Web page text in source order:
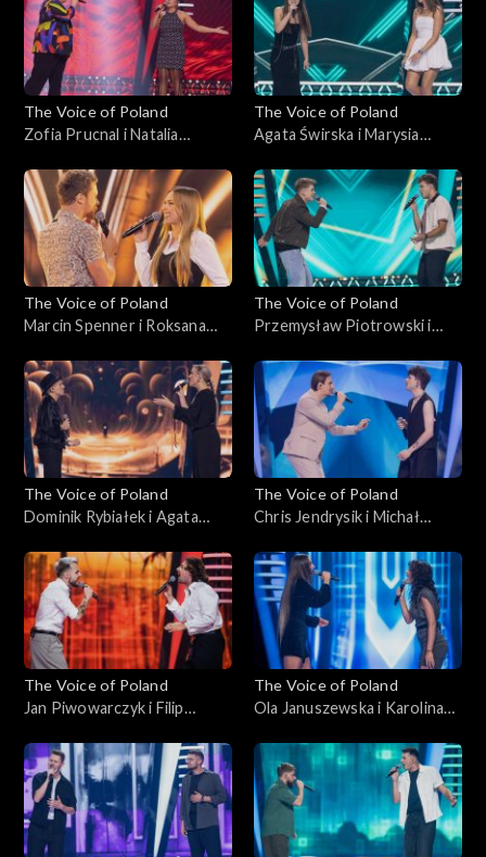
Voice of Poland”, Bitwy, 18
października 2025
października 2025
The Voice of Poland
Zofia Prucnal i Natalia
„The Voice of Poland”, Bitwy,
18 października 2025
The Voice of Poland
Agata Świrska i Marysia
Voice of Poland”, Bitwy, 18
października 2025
The Voice of Poland
Marcin Spenner i Roksana
„The Voice of Poland”, Bitwy,
18 października 2025
The Voice of Poland
Przemysław Piotrowski i
monet”; „The Voice of
Poland”, Bitwy, 18
października 2025
The Voice of Poland
Dominik Rybiałek i Agata
Ciebie”; „The Voice of
Poland”, Bitwy, 18
października 2025
The Voice of Poland
Chris Jendrysik i Michał
in the Mirror”; „The Voice of
Poland”, Bitwy, 18
października 2025
The Voice of Poland
Jan Piwowarczyk i Filip
Open”; „The Voice of
Poland”, Bitwy, 11
października 2025
The Voice of Poland
Ola Januszewska i Karolina
„The Voice of Poland”, Bitwy,
11 października 2025